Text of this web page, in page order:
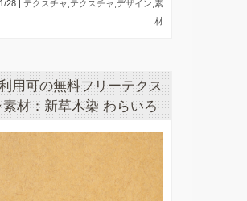
28 | テクスチャ テクスチャ デザイン 素
材
用可の無料フリーテクス
素材：新草木染 わらいろ